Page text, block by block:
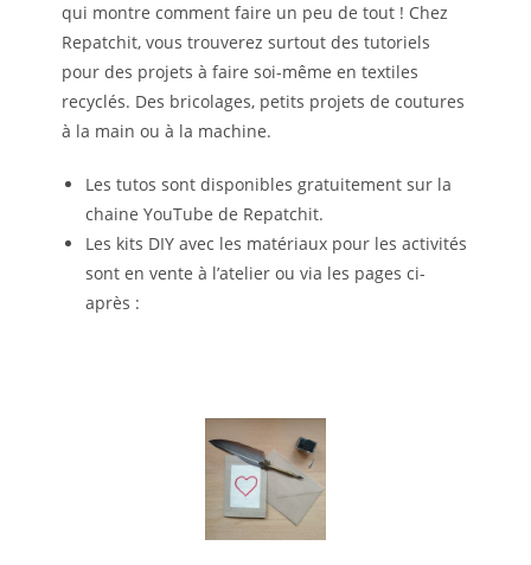
qui montre comment faire un peu de tout ! Chez
Repatchit, vous trouverez surtout des tutoriels
pour des projets à faire soi-même en textiles
recyclés. Des bricolages, petits projets de coutures
à la main ou à la machine.
Les tutos sont disponibles gratuitement sur la
chaine YouTube de Repatchit.
Les kits DIY avec les matériaux pour les activités
sont en vente à l’atelier ou via les pages ci-
après :